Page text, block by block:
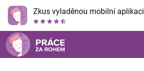
Zkus vyladěnou mobilní aplikaci